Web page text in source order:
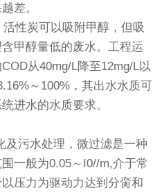
差。
性炭可以吸附甲醇，但吸
甲醇量低的废水。工程运
从40mg/L降至12mg/L以
～100%，其出水水质可
进水的水质要求。
污水处理，微过滤是一种
一般为0.05～I0//m,介于常
压力为驱动力达到分脔和